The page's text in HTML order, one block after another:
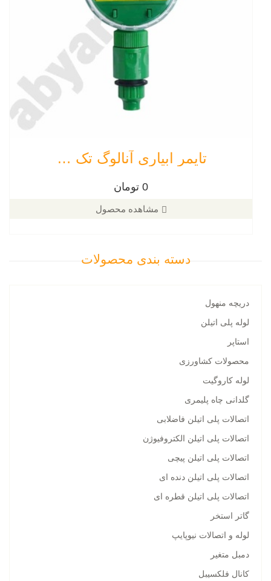
تایمر ابیاری آنالوگ تک خروجی
0 تومان
مشاهده محصول
دسته بندی محصولات
دریچه منهول
لوله پلی اتیلن
استاپر
محصولات کشاورزی
لوله کاروگیت
گلدانی چاه پلیمری
اتصالات پلی اتیلن فاضلابی
اتصالات پلی اتیلن الکتروفیوژن
اتصالات پلی اتیلن پیچی
اتصالات پلی اتیلن دنده ای
اتصالات پلی اتیلن قطره ای
گاتر استخر
لوله و اتصالات نیوپایپ
دمبل متغیر
کانال فلکسیبل